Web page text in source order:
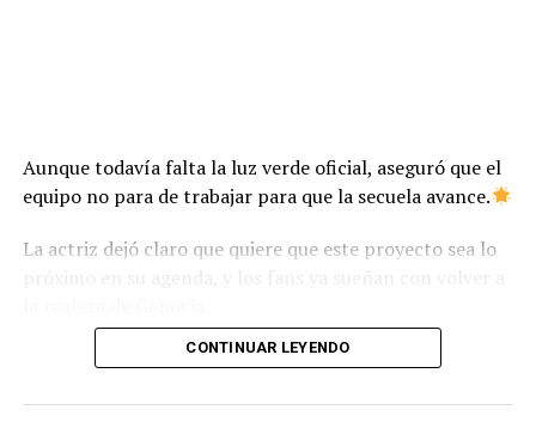
Aunque todavía falta la luz verde oficial, aseguró que el
equipo no para de trabajar para que la secuela avance.
La actriz dejó claro que quiere que este proyecto sea lo
CONTINUAR LEYENDO